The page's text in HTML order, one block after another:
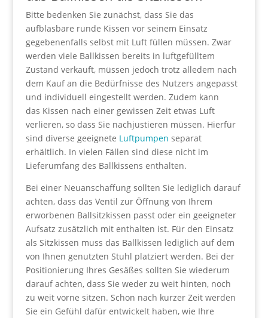
Bitte bedenken Sie zunächst, dass Sie das
aufblasbare runde Kissen vor seinem Einsatz
gegebenenfalls selbst mit Luft füllen müssen. Zwar
werden viele Ballkissen bereits in luftgefülltem
Zustand verkauft, müssen jedoch trotz alledem nach
dem Kauf an die Bedürfnisse des Nutzers angepasst
und individuell eingestellt werden. Zudem kann
das Kissen nach einer gewissen Zeit etwas Luft
verlieren, so dass Sie nachjustieren müssen. Hierfür
sind diverse geeignete Luftpumpen separat
erhältlich. In vielen Fällen sind diese nicht im
Lieferumfang des Ballkissens enthalten.
Bei einer Neuanschaffung sollten Sie lediglich darauf
achten, dass das Ventil zur Öffnung von Ihrem
erworbenen Ballsitzkissen passt oder ein geeigneter
Aufsatz zusätzlich mit enthalten ist. Für den Einsatz
als Sitzkissen muss das Ballkissen lediglich auf dem
von Ihnen genutzten Stuhl platziert werden. Bei der
Positionierung Ihres Gesäßes sollten Sie wiederum
darauf achten, dass Sie weder zu weit hinten, noch
zu weit vorne sitzen. Schon nach kurzer Zeit werden
Sie ein Gefühl dafür entwickelt haben, wie Ihre